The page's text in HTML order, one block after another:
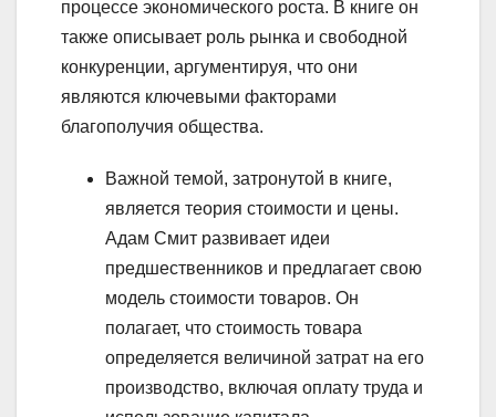
процессе экономического роста. В книге он
также описывает роль рынка и свободной
конкуренции, аргументируя, что они
являются ключевыми факторами
благополучия общества.
Важной темой, затронутой в книге,
является теория стоимости и цены.
Адам Смит развивает идеи
предшественников и предлагает свою
модель стоимости товаров. Он
полагает, что стоимость товара
определяется величиной затрат на его
производство, включая оплату труда и